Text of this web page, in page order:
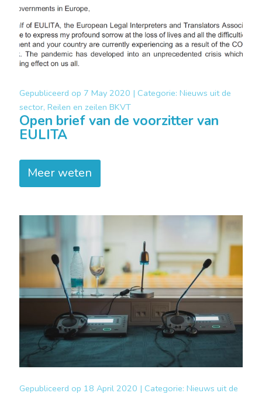
Gepubliceerd op 7 May 2020 | Categorie: Nieuws uit de
sector, Reilen en zeilen BKVT
Open brief van de voorzitter van
EULITA
Meer weten
Gepubliceerd op 18 April 2020 | Categorie: Nieuws uit de